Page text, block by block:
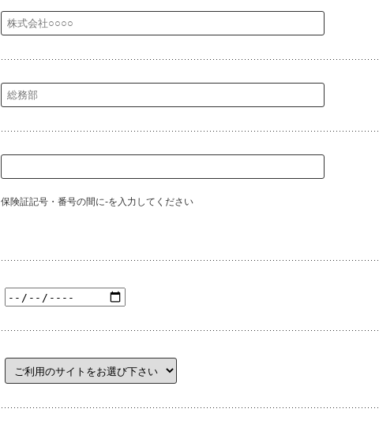
保険証記号・番号の間に-を入力してください